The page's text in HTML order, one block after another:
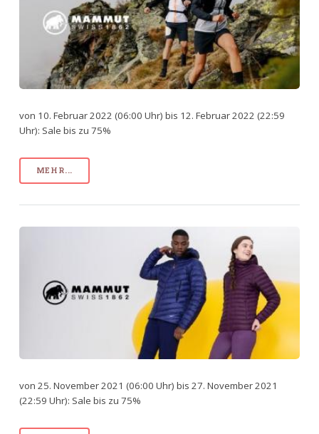
von 10. Februar 2022 (06:00 Uhr) bis 12. Februar 2022 (22:59
Uhr): Sale bis zu 75%
MEHR...
von 25. November 2021 (06:00 Uhr) bis 27. November 2021
(22:59 Uhr): Sale bis zu 75%